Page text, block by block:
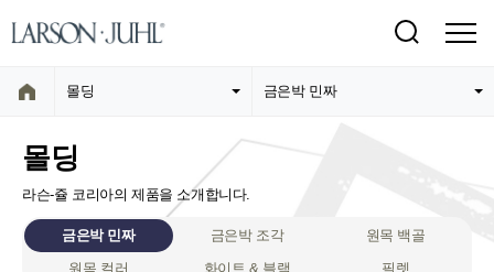
몰딩 금은박 민짜
몰딩
라슨-쥴 코리아의 제품을 소개합니다.
금은박 민짜 금은박 조각
원목 백골
원목 컬러
화이트 & 블랙 필렛